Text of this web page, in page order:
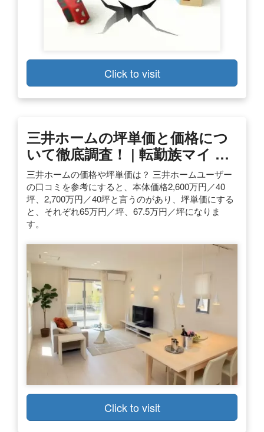
Click to visit
三井ホームの坪単価と価格につ
いて徹底調査！ | 転勤族マイ …
三井ホームの価格や坪単価は？ 三井ホームユーザー
の口コミを参考にすると、本体価格2,600万円／40
坪、2,700万円／40坪と言うのがあり、坪単価にする
と、それぞれ65万円／坪、67.5万円／坪になりま
す。
Click to visit